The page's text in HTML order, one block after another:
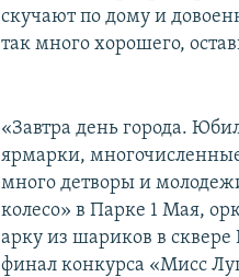
скучают по дому и
так много хорошего,
«Завтра день города.
ярмарки,
много детворы и
колесо» в Парке 1 Мая,
арку из шариков в
финал конкурса «Мисс